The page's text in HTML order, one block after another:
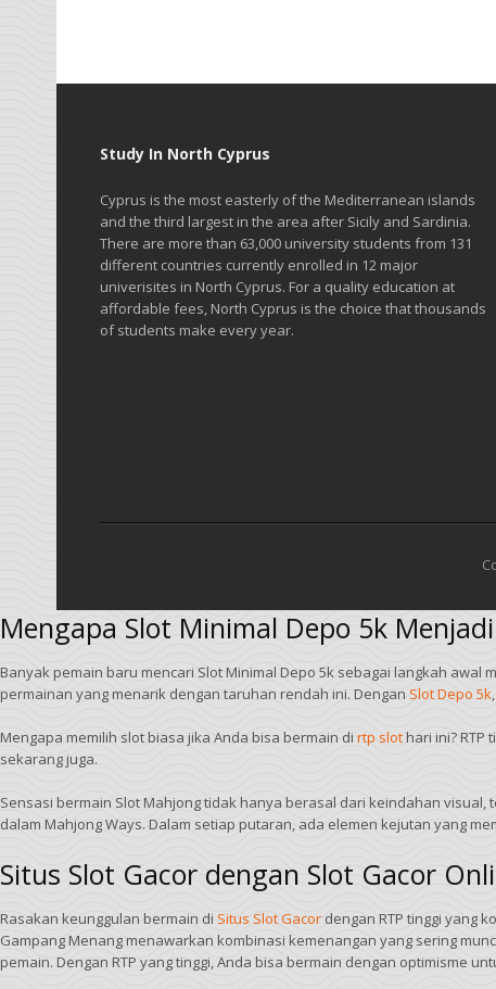
Study In North Cyprus
Cyprus is the most easterly of the Mediterranean islands
and the third largest in the area after Sicily and Sardinia.
There are more than 63,000 university students from 131
different countries currently enrolled in 12 major
univerisites in North Cyprus. For a quality education at
affordable fees, North Cyprus is the choice that thousands
of students make every year.
Mengapa Slot Minimal Depo 5k
Banyak pemain baru mencari Slot Minimal Depo 5k sebagai langkah
permainan yang menarik dengan taruhan rendah ini. Dengan Slot Depo 5k
Mengapa memilih slot biasa jika Anda bisa bermain di rtp slothari ini?
sekarang juga.
Sensasi bermain Slot Mahjong tidak hanya berasal dari keindahan
dalam Mahjong Ways. Dalam setiap putaran, ada elemen kejutan yang
Situs Slot Gacor dengan Slot Gacor
Rasakan keunggulan bermain di Situs Slot Gacor dengan RTP tinggi yang
Gampang Menang menawarkan kombinasi kemenangan yang sering
pemain. Dengan RTP yang tinggi, Anda bisa bermain dengan optimisme